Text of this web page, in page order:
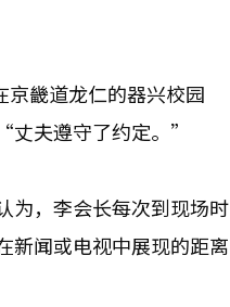
畿道龙仁的器兴校园
丈夫遵守了约定。”
为，李会长每次到现场时
闻或电视中展现的距离